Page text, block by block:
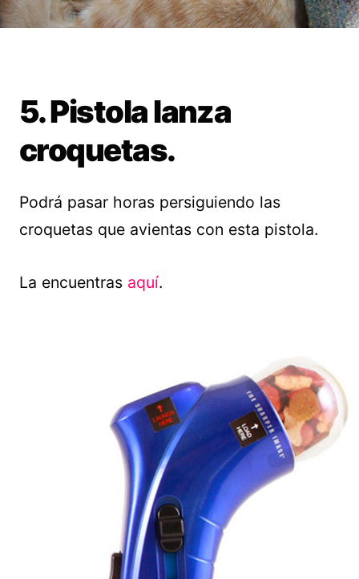
5. Pistola lanza
croquetas.
Podrá pasar horas persiguiendo las
croquetas que avientas con esta pistola.
La encuentras aquí.